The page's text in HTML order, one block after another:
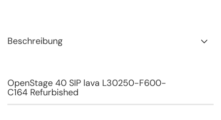
Beschreibung
OpenStage 40 SIP lava L30250-F600-
C164 Refurbished